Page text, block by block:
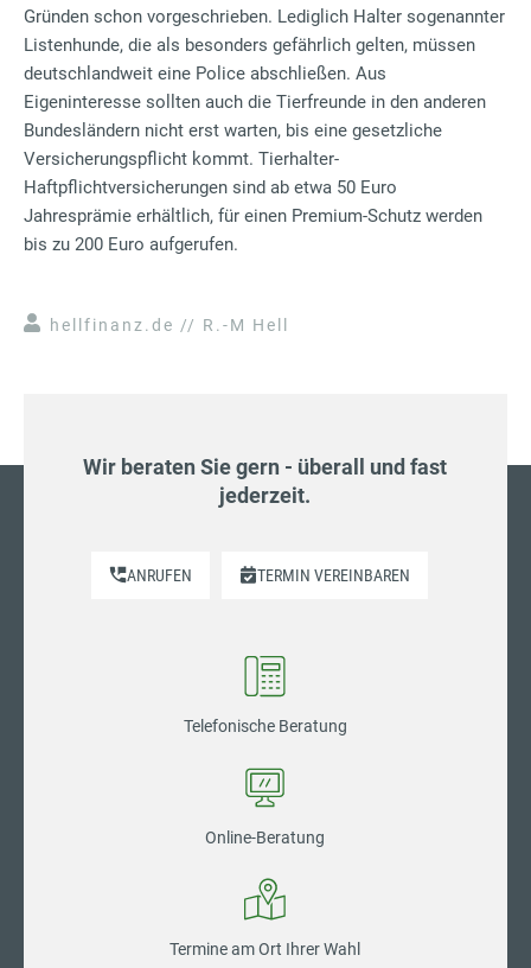
Gründen schon vorgeschrieben. Lediglich Halter sogenannter
Listenhunde, die als besonders gefährlich gelten, müssen
deutschlandweit eine Police abschließen. Aus
Eigeninteresse sollten auch die Tierfreunde in den anderen
Bundesländern nicht erst warten, bis eine gesetzliche
Versicherungspflicht kommt. Tierhalter-
Haftpflichtversicherungen sind ab etwa 50 Euro
Jahresprämie erhältlich, für einen Premium-Schutz werden
bis zu 200 Euro aufgerufen.
hellfinanz.de // R.-M Hell
Wir beraten Sie gern - überall und fast
jederzeit.
ANRUFEN TERMIN VEREINBAREN
Telefonische Beratung
Online-Beratung
Termine am Ort Ihrer Wahl